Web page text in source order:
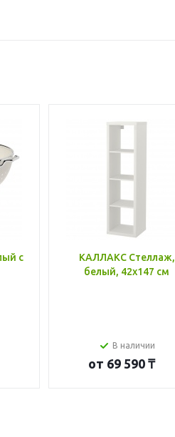
с
КАЛЛАКС Стеллаж,
белый, 42x147 см
В наличии
от 69 590 ₸